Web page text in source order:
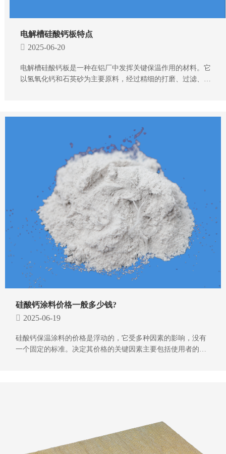
电解槽硅酸钙板特点
2025-06-20
电解槽硅酸钙板是一种在铝厂中发挥关键保温作用的材料。它
以氢氧化钙和石英砂为主要原料，经过精细的打磨、过滤、加
硅酸钙涂料价格一般多少钱?
2025-06-19
硅酸钙保温涂料的价格是浮动的，它受多种因素的影响，没有
一个固定的标准。决定其价格的关键因素主要包括使用者的具